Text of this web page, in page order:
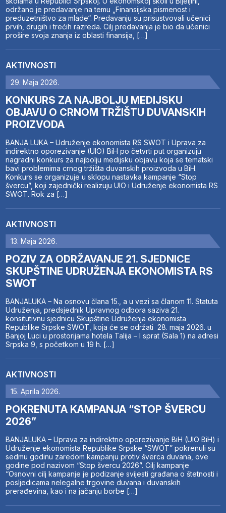
održano je predavanje na temu „Finansijska pismenost i
preduzetništvo za mlade“. Predavanju su prisustvovali učenici
prvih, drugih i trećih razreda. Cilj predavanja je bio da učenici
prošire svoja znanja iz oblasti finansija, […]
AKTIVNOSTI
29. Maja 2026.
KONKURS ZA NAJBOLJU MEDIJSKU
OBJAVU O CRNOM TRŽIŠTU DUVANSKIH
PROIZVODA
BANJA LUKA – Udruženje ekonomista RS SWOT i Uprava za
indirektno oporezivanje (UIO) BiH po četvrti put organizuju
nagradni konkurs za najbolju medijsku objavu koja se tematski
bavi problemima crnog tržišta duvanskih proizvoda u BiH.
Konkurs se organizuje u sklopu nastavka kampanje “Stop
švercu”, koji zajednički realizuju UIO i Udruženje ekonomista RS
SWOT. Rok za […]
AKTIVNOSTI
13. Maja 2026.
POZIV ZA ODRŽAVANJE 21. SJEDNICE
SKUPŠTINE UDRUŽENJA EKONOMISTA RS
SWOT
BANJALUKA – Na osnovu člana 15., a u vezi sa članom 11. Statuta
Udruženja, predsjednik Upravnog odbora saziva 21.
konsitutivnu sjednicu Skupštine Udruženja ekonomista
Republike Srpske SWOT, koja će se održati 28. maja 2026. u
Banjoj Luci u prostorijama hotela Talija – I sprat (Sala 1) na adresi
Srpska 9, s početkom u 19 h. […]
AKTIVNOSTI
15. Aprila 2026.
POKRENUTA KAMPANJA “STOP ŠVERCU
2026”
BANJALUKA – Uprava za indirektno oporezivanje BiH (UIO BiH) i
Udruženje ekonomista Republike Srpske “SWOT” pokrenuli su
sedmu godinu zaredom kampanju protiv šverca duvana, ove
godine pod nazivom “Stop švercu 2026”. Cilj kampanje
“Osnovni cilj kampanje je podizanje svijesti građana o štetnosti i
posljedicama nelegalne trgovine duvana i duvanskih
prerađevina, kao i na jačanju borbe […]